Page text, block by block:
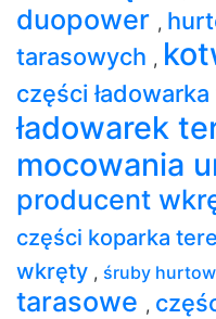
duopower ,
tarasowych ,
części
ładowarek
mocowania
producent
części koparka
wkręty , śruby
tarasowe ,